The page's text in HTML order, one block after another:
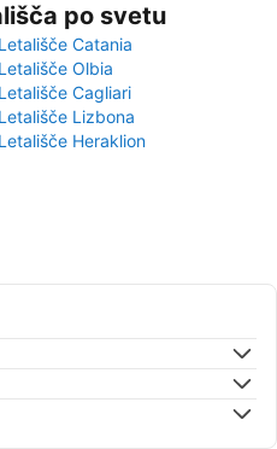
po svetu
Letališče Catania
Letališče Olbia
Letališče Cagliari
Letališče Lizbona
Letališče Heraklion